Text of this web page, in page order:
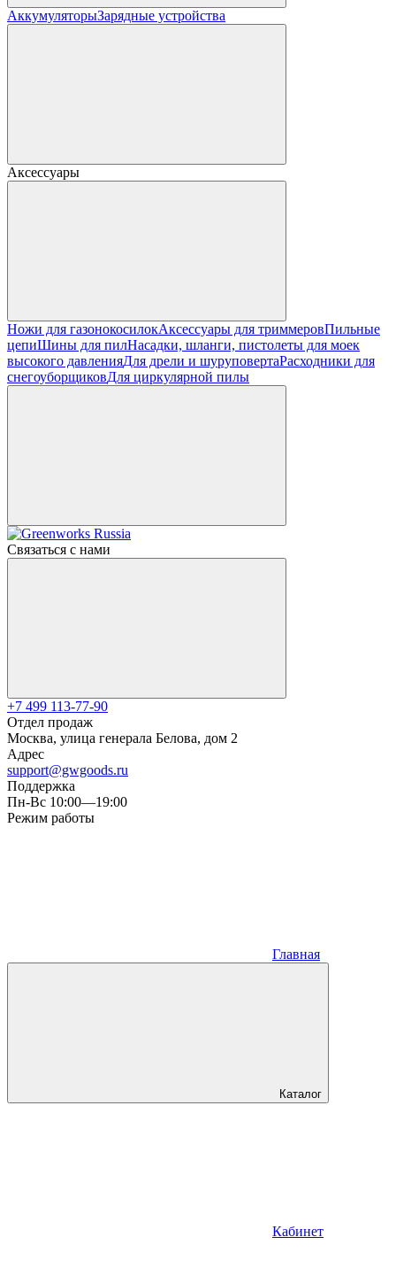
АккумуляторыЗарядные устройства
Аксессуары
Ножи для газонокосилокАксессуары для триммеровПильные
цепиШины для пилНасадки, шланги, пистолеты для моек
высокого давленияДля дрели и шуруповертаРасходники для
снегоуборщиковДля циркулярной пилы
Связаться с нами
+7 499 113-77-90
Отдел продаж
Москва, улица генерала Белова, дом 2
Адрес
support@gwgoods.ru
Поддержка
Пн-Вс 10:00—19:00
Режим работы
Главная
Каталог
Кабинет